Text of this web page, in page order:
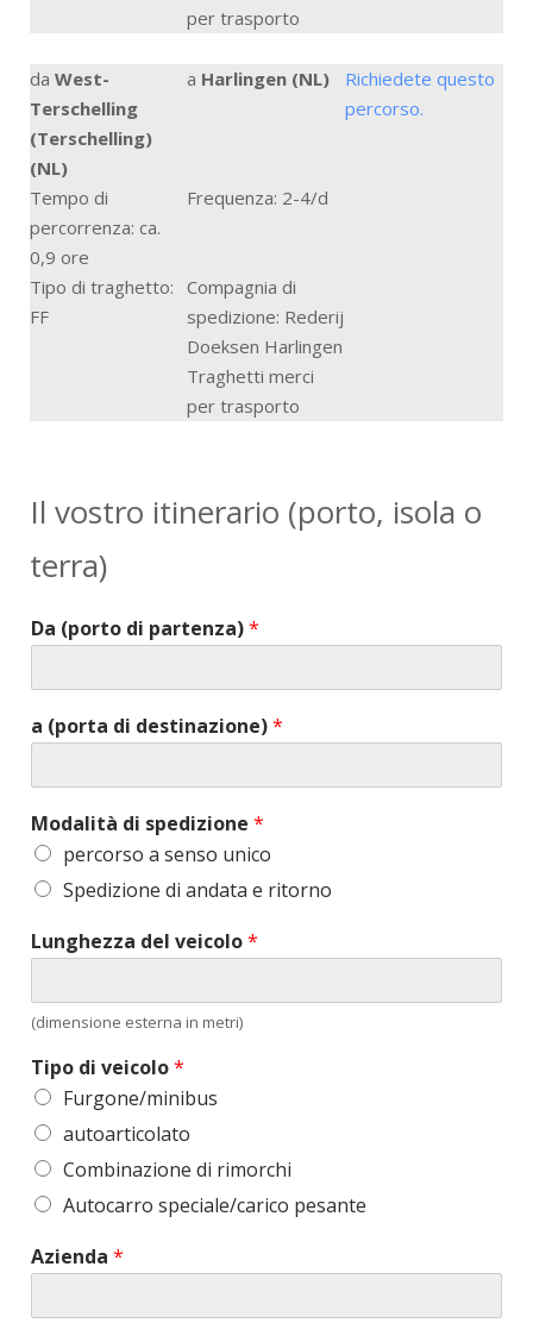
per trasporto
da West-
Terschelling
(Terschelling)
(NL)
a Harlingen (NL)
Richiedete questo
percorso.
Tempo di
percorrenza: ca.
0,9 ore
Frequenza: 2-4/d
Tipo di traghetto:
FF
Compagnia di
spedizione: Rederij
Doeksen Harlingen
Traghetti merci
per trasporto
Il vostro itinerario (porto, isola o
terra)
Da (porto di partenza)*
a (porta di destinazione)*
Modalità di spedizione *
percorso a senso unico
Spedizione di andata e ritorno
Lunghezza del veicolo*
(dimensione esterna in metri)
Tipo di veicolo*
Furgone/minibus
autoarticolato
Combinazione di rimorchi
Autocarro speciale/carico pesante
Azienda *